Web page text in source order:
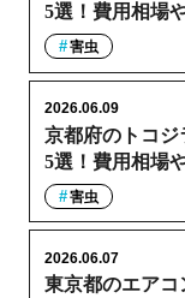
5選！費用相場
害虫
京都府のトコ
5選！費用相場
2026.06.09
害虫
東京都のエアコ
2026.06.07